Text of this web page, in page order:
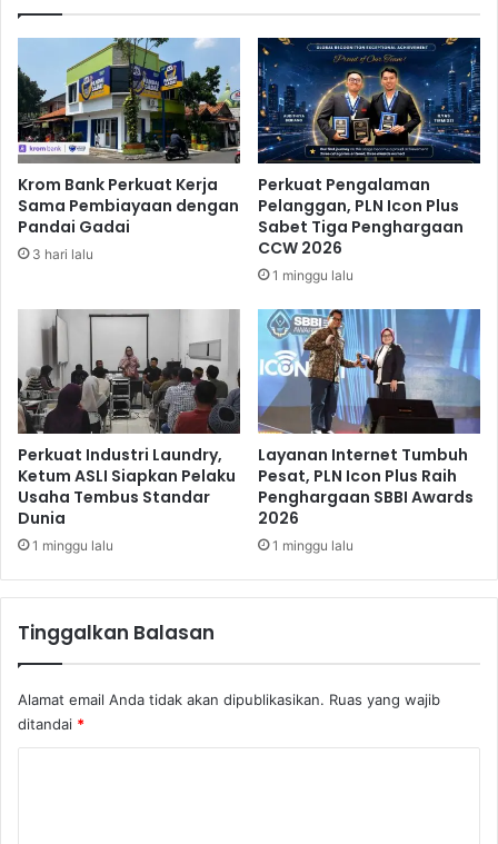
p
k
a
n
A
p
l
i
k
s
r
a
v
e
l
a
t
i
e
r
h
a
i
l
i
p
D
o
n
a
s
i
R
p
M
i
i
a
r
Krom Bank Perkuat Kerja
Sama Pembiayaan dengan
Pandai Gadai
3 hari lalu
Perkuat Pengalaman
Pelanggan, PLN Icon Plus
Sabet Tiga Penghargaan
CCW 2026
1 minggu lalu
Perkuat Industri Laundry,
Ketum ASLI Siapkan Pelaku
Usaha Tembus Standar
Dunia
1 minggu lalu
Layanan Internet Tumbuh
Pesat, PLN Icon Plus Raih
Penghargaan SBBI Awards
2026
1 minggu lalu
Tinggalkan Balasan
Alamat email Anda tidak akan dipublikasikan. Ruas yang wajib
ditandai *